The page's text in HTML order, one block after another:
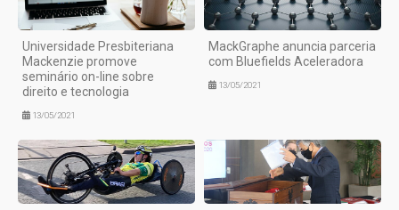
Universidade Presbiteriana
Mackenzie promove
seminário on-line sobre
direito e tecnologia
13/05/2021
MackGraphe anuncia parceria
com Bluefields Aceleradora
13/05/2021